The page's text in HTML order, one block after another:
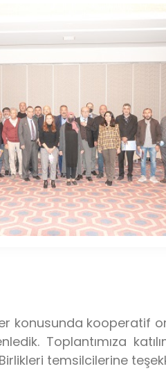
konusunda kooperatif
Toplantımıza
temsilcilerine